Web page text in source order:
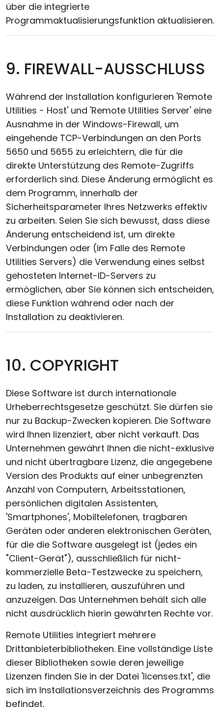
über die integrierte
Programmaktualisierungsfunktion aktualisieren.
9. FIREWALL-AUSSCHLUSS
Während der Installation konfigurieren 'Remote
Utilities - Host' und 'Remote Utilities Server' eine
Ausnahme in der Windows-Firewall, um
eingehende TCP-Verbindungen an den Ports
5650 und 5655 zu erleichtern, die für die
direkte Unterstützung des Remote-Zugriffs
erforderlich sind. Diese Änderung ermöglicht es
dem Programm, innerhalb der
Sicherheitsparameter Ihres Netzwerks effektiv
zu arbeiten. Seien Sie sich bewusst, dass diese
Änderung entscheidend ist, um direkte
Verbindungen oder (im Falle des Remote
Utilities Servers) die Verwendung eines selbst
gehosteten Internet-ID-Servers zu
ermöglichen, aber Sie können sich entscheiden,
diese Funktion während oder nach der
Installation zu deaktivieren.
10. COPYRIGHT
Diese Software ist durch internationale
Urheberrechtsgesetze geschützt. Sie dürfen sie
nur zu Backup-Zwecken kopieren. Die Software
wird Ihnen lizenziert, aber nicht verkauft. Das
Unternehmen gewährt Ihnen die nicht-exklusive
und nicht übertragbare Lizenz, die angegebene
Version des Produkts auf einer unbegrenzten
Anzahl von Computern, Arbeitsstationen,
persönlichen digitalen Assistenten,
'Smartphones', Mobiltelefonen, tragbaren
Geräten oder anderen elektronischen Geräten,
für die die Software ausgelegt ist (jedes ein
"Client-Gerät"), ausschließlich für nicht-
kommerzielle Beta-Testzwecke zu speichern,
zu laden, zu installieren, auszuführen und
anzuzeigen. Das Unternehmen behält sich alle
nicht ausdrücklich hierin gewährten Rechte vor.
Remote Utilities integriert mehrere
Drittanbieterbibliotheken. Eine vollständige Liste
dieser Bibliotheken sowie deren jeweilige
Lizenzen finden Sie in der Datei 'licenses.txt', die
sich im Installationsverzeichnis des Programms
befindet.